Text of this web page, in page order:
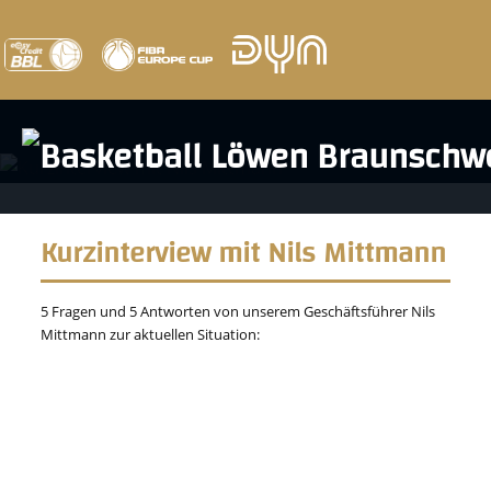
Kurzinterview mit Nils Mittmann
5 Fragen und 5 Antworten von unserem Geschäftsführer Nils
Mittmann zur aktuellen Situation: